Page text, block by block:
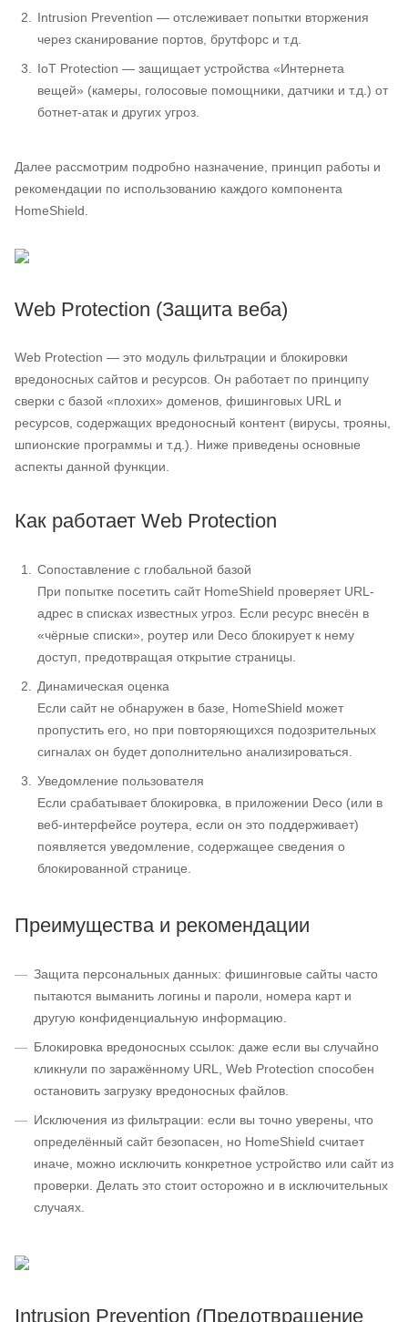
Intrusion Prevention — отслеживает попытки вторжения
через сканирование портов, брутфорс и т.д.
IoT Protection — защищает устройства «Интернета
вещей» (камеры, голосовые помощники, датчики и т.д.) от
ботнет-атак и других угроз.
Далее рассмотрим подробно назначение, принцип работы и
рекомендации по использованию каждого компонента
HomeShield.
Web Protection (Защита веба)
Web Protection — это модуль фильтрации и блокировки
вредоносных сайтов и ресурсов. Он работает по принципу
сверки с базой «плохих» доменов, фишинговых URL и
ресурсов, содержащих вредоносный контент (вирусы, трояны,
шпионские программы и т.д.). Ниже приведены основные
аспекты данной функции.
Как работает Web Protection
Сопоставление с глобальной базой
При попытке посетить сайт HomeShield проверяет URL-
адрес в списках известных угроз. Если ресурс внесён в
«чёрные списки», роутер или Deco блокирует к нему
доступ, предотвращая открытие страницы.
Динамическая оценка
Если сайт не обнаружен в базе, HomeShield может
пропустить его, но при повторяющихся подозрительных
сигналах он будет дополнительно анализироваться.
Уведомление пользователя
Если срабатывает блокировка, в приложении Deco (или в
веб-интерфейсе роутера, если он это поддерживает)
появляется уведомление, содержащее сведения о
блокированной странице.
Преимущества и рекомендации
Защита персональных данных: фишинговые сайты часто
пытаются выманить логины и пароли, номера карт и
другую конфиденциальную информацию.
Блокировка вредоносных ссылок: даже если вы случайно
кликнули по заражённому URL, Web Protection способен
остановить загрузку вредоносных файлов.
Исключения из фильтрации: если вы точно уверены, что
определённый сайт безопасен, но HomeShield считает
иначе, можно исключить конкретное устройство или сайт из
проверки. Делать это стоит осторожно и в исключительных
случаях.
Intrusion Prevention (Предотвращение